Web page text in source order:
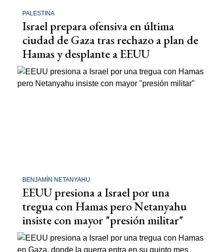
PALESTINA
Israel prepara ofensiva en última
ciudad de Gaza tras rechazo a plan de
Hamas y desplante a EEUU
BENJAMÍN NETANYAHU
EEUU presiona a Israel por una
tregua con Hamas pero Netanyahu
insiste con mayor "presión militar"